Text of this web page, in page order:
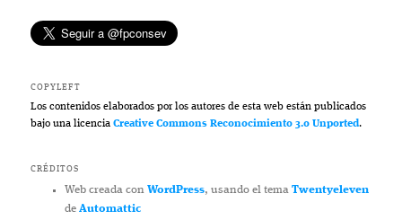
COPYLEFT
Los contenidos elaborados por los autores de esta web están publicados
bajo una licenciaCreative Commons Reconocimiento 3.0 Unported.
CRÉDITOS
Web creada con WordPress, usando el tema Twentyeleven
de Automattic